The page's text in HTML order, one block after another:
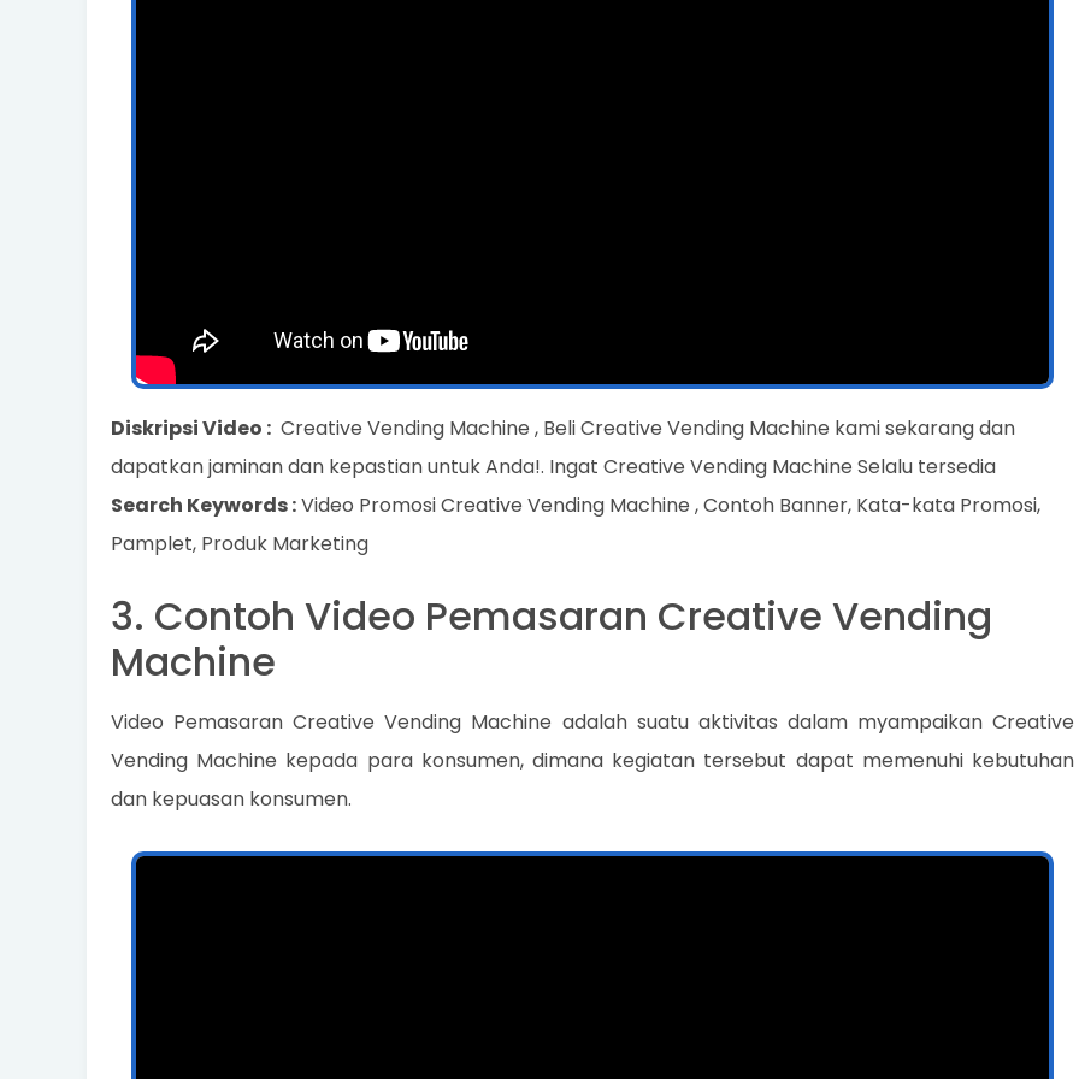
Diskripsi Video : Creative Vending Machine , Beli Creative Vending Machine kami sekarang dan
dapatkan jaminan dan kepastian untuk Anda!. Ingat Creative Vending Machine Selalu tersedia
Search Keywords :Video Promosi Creative Vending Machine , Contoh Banner, Kata-kata Promosi,
Pamplet, Produk Marketing
3. Contoh Video Pemasaran Creative Vending
Machine
Video Pemasaran Creative Vending Machine adalah suatu aktivitas dalam myampaikan Creative
Vending Machine kepada para konsumen, dimana kegiatan tersebut dapat memenuhi kebutuhan
dan kepuasan konsumen.